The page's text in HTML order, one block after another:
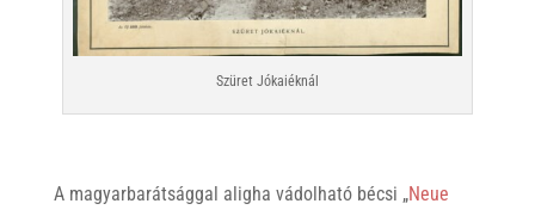
Szüret Jókaiéknál
A magyarbarátsággal aligha vádolható bécsi „Neue